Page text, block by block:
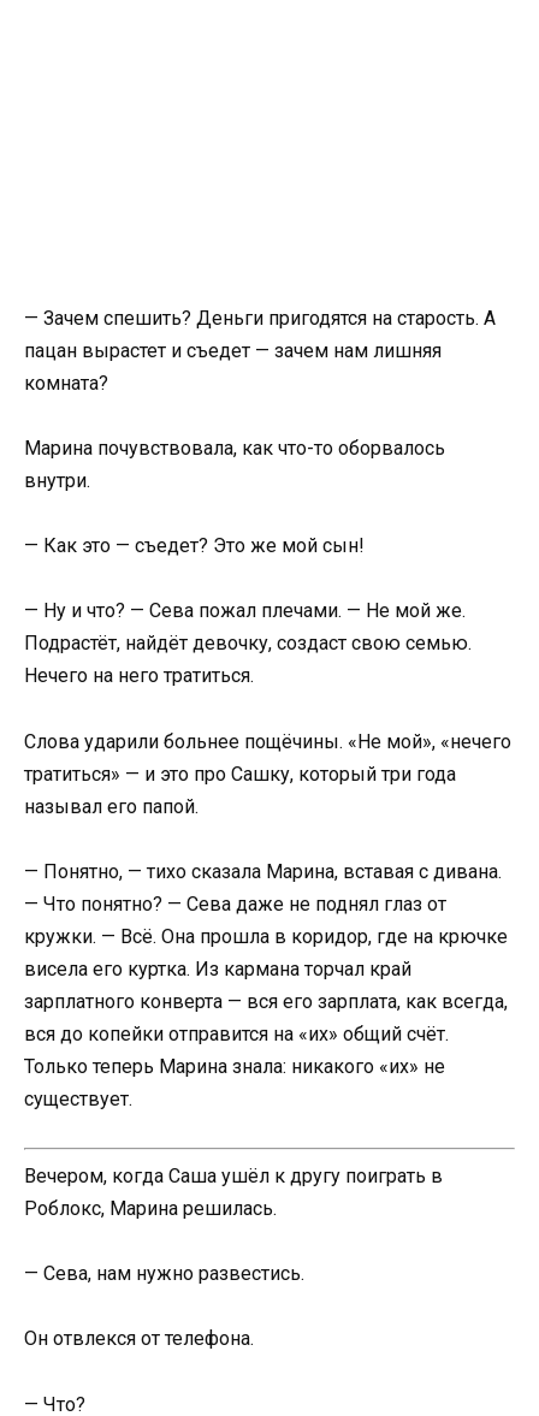
— Зачем спешить? Деньги пригодятся на старость. А
пацан вырастет и съедет — зачем нам лишняя
комната?
Марина почувствовала, как что-то оборвалось
внутри.
— Как это — съедет? Это же мой сын!
— Ну и что? — Сева пожал плечами. — Не мой же.
Подрастёт, найдёт девочку, создаст свою семью.
Нечего на него тратиться.
Слова ударили больнее пощёчины. «Не мой», «нечего
тратиться» — и это про Сашку, который три года
называл его папой.
— Понятно, — тихо сказала Марина, вставая с дивана.
— Что понятно? — Сева даже не поднял глаз от
кружки. — Всё. Она прошла в коридор, где на крючке
висела его куртка. Из кармана торчал край
зарплатного конверта — вся его зарплата, как всегда,
вся до копейки отправится на «их» общий счёт.
Только теперь Марина знала: никакого «их» не
существует.
Вечером, когда Саша ушёл к другу поиграть в
Роблокс, Марина решилась.
— Сева, нам нужно развестись.
Он отвлекся от телефона.
— Что?